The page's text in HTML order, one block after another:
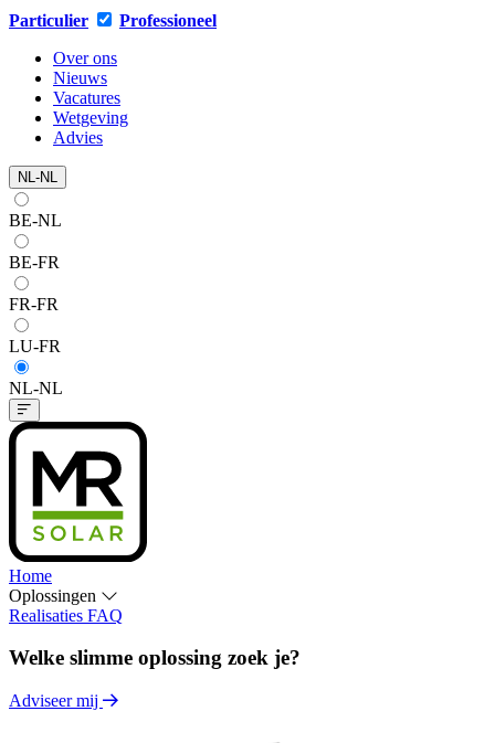
Particulier
Professioneel
Over ons
Nieuws
Vacatures
Wetgeving
Advies
NL-NL
BE-NL
BE-FR
FR-FR
LU-FR
NL-NL
Home
Oplossingen
Realisaties FAQ
Welke slimme oplossing zoek je?
Adviseer mij